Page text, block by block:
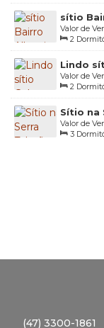
sítio
Valor de
Albertina,
2
Útil: 136.00
Frente:
155
225.42m
Lindo
Valor de
Ribeirão
2
Terreno:
Lado
Sítio na
com 2
Valor de
Catarina,
3
(47) 3300-1861